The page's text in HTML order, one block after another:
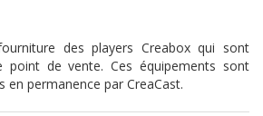
des players Creabox qui sont
point de vente. Ces équipements sont
en permanence par CreaCast.